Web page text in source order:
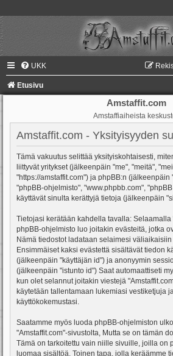
UKK
Etusivu
Amstaffit.com
Amstaffiaiheista
Amstaffit.com - Yksityisyyden
Tämä vakuutus selittää yksityiskohtaisesti,
liittyvät yritykset (jälkeenpäin "me", "meitä",
"https://amstaffit.com") ja phpBB:n (jälkeenpäin
"phpBB-ohjelmisto", "www.phpbb.com",
käyttävät sinulta kerättyjä tietoja (jälkeenpäin
Tietojasi kerätään kahdella tavalla: Selaamalla
phpBB-ohjelmisto luo joitakin evästeitä, jotka
Nämä tiedostot ladataan selaimesi
Ensimmäiset kaksi evästettä sisältävät tiedon
(jälkeenpäin "käyttäjän id") ja anonyymin
(jälkeenpäin "istunto id") Saat automaattiseti
kun olet selannut joitakin viestejä
käytetään tallentamaan lukemiasi vestiketjuja
käyttökokemustasi.
Saatamme myös luoda phpBB-ohjelmiston
"Amstaffit.com"-sivustolta, Mutta se on tämän
Tämä on tarkoitettu vain niille sivuille, joilla on
luomaa sisältöä. Toinen tapa, jolla keräämme